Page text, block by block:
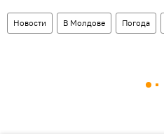
Новости В Молдове Погода